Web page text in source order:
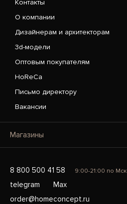
Контакты
О компании
Дизайнерам и архитекторам
3d-модели
Оптовым покупателям
HoReCa
Письмо директору
Вакансии
Магазины
8 800 500 41 58 9:00-21:00 по Мск
telegram
Max
order@homeconcept.ru